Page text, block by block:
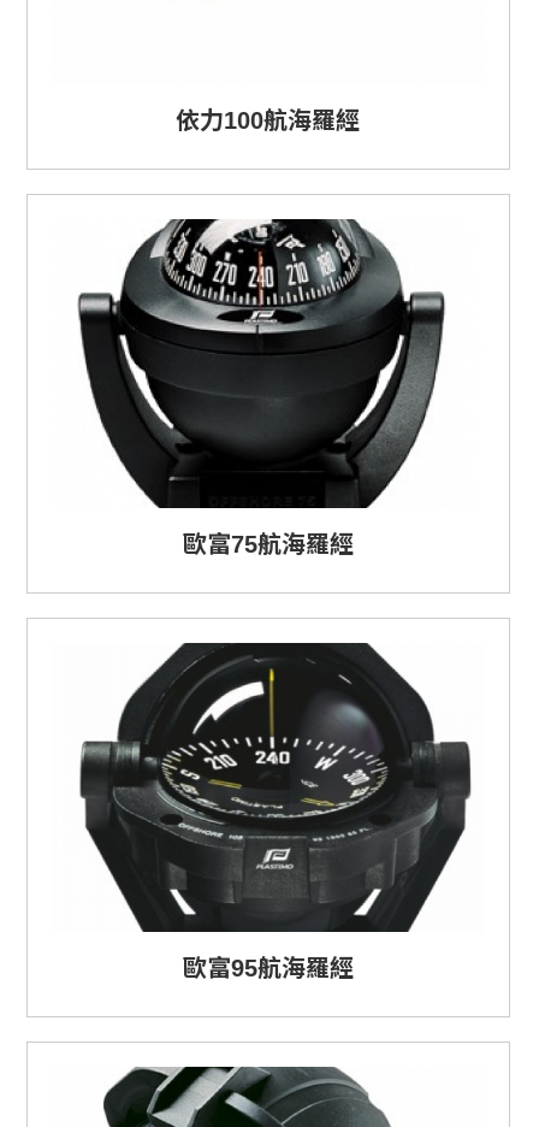
依力100航海羅經
歐富75航海羅經
歐富95航海羅經